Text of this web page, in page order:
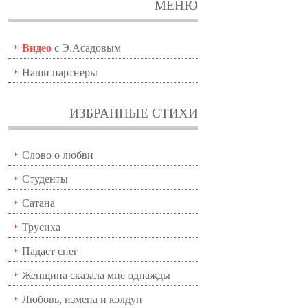
МЕНЮ
Видеос Э.Асадовым
Наши партнеры
ИЗБРАННЫЕ СТИХИ
Слово о любви
Студенты
Сатана
Трусиха
Падает снег
Женщина сказала мне однажды
Любовь, измена и колдун